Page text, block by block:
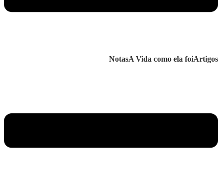
NotasA Vida como ela foiArtigos